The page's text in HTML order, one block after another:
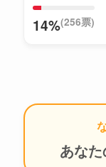
14%(256票)
あな